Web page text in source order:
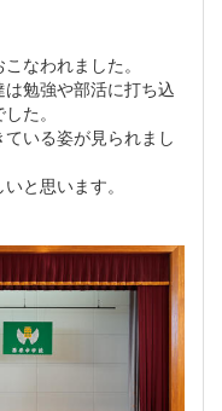
なわれました。
勉強や部活に打ち込
た。
いる姿が見られまし
と思います。